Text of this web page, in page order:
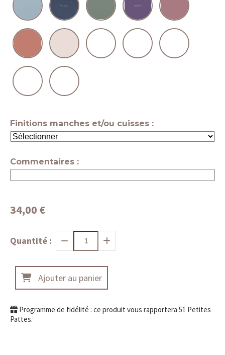
Finitions manches et/ou cuisses :
Commentaires :
34,00 €
Quantité :
Ajouter au panier
Programme de fidélité : ce produit vous rapportera 51 Petites
Pattes.